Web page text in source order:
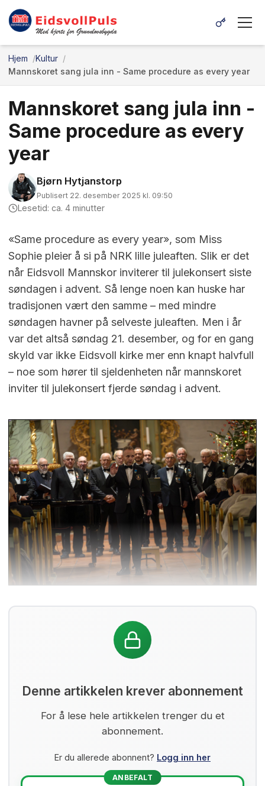
Hjem
Kultur
Mannskoret sang jula inn - Same procedure as every year
Mannskoret sang jula inn -
Same procedure as every
year
Bjørn Hytjanstorp
Publisert 22. desember 2025 kl. 09:50
Lesetid: ca. 4 minutter
«Same procedure as every year», som Miss
Sophie pleier å si på NRK lille juleaften. Slik er det
når Eidsvoll Mannskor inviterer til julekonsert siste
søndagen i advent. Så lenge noen kan huske har
tradisjonen vært den samme – med mindre
søndagen havner på selveste juleaften. Men i år
var det altså søndag 21. desember, og for en gang
skyld var ikke Eidsvoll kirke mer enn knapt halvfull
– noe som hører til sjeldenheten når mannskoret
inviter til julekonsert fjerde søndag i advent.
Denne artikkelen krever abonnement
For å lese hele artikkelen trenger du et
abonnement.
Er du allerede abonnent? Logg inn her
ANBEFALT